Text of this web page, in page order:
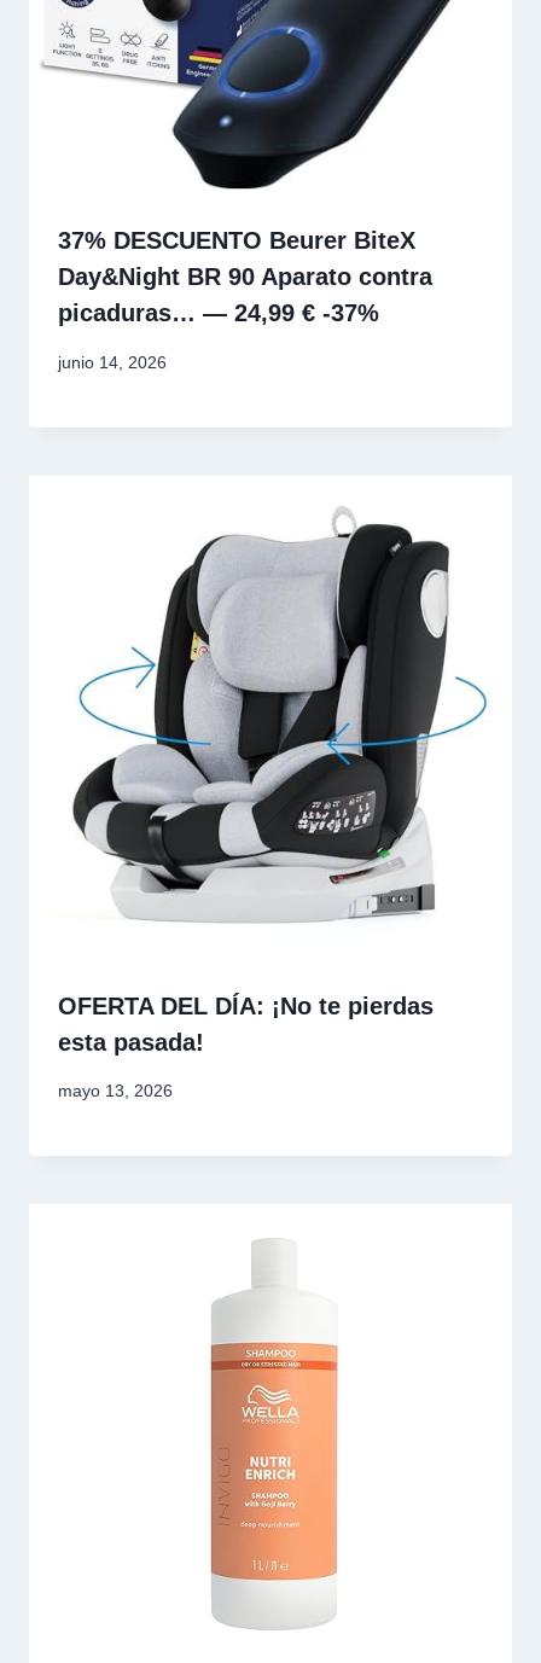
37% DESCUENTO Beurer BiteX
Day&Night BR 90 Aparato contra
picaduras… — 24,99 € -37%
junio 14, 2026
OFERTA DEL DÍA: ¡No te pierdas
esta pasada!
mayo 13, 2026